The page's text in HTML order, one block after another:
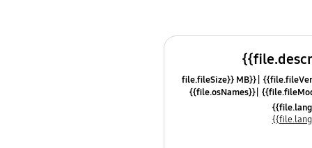
{{file.fileSize}} MB
{{file.osNames}}